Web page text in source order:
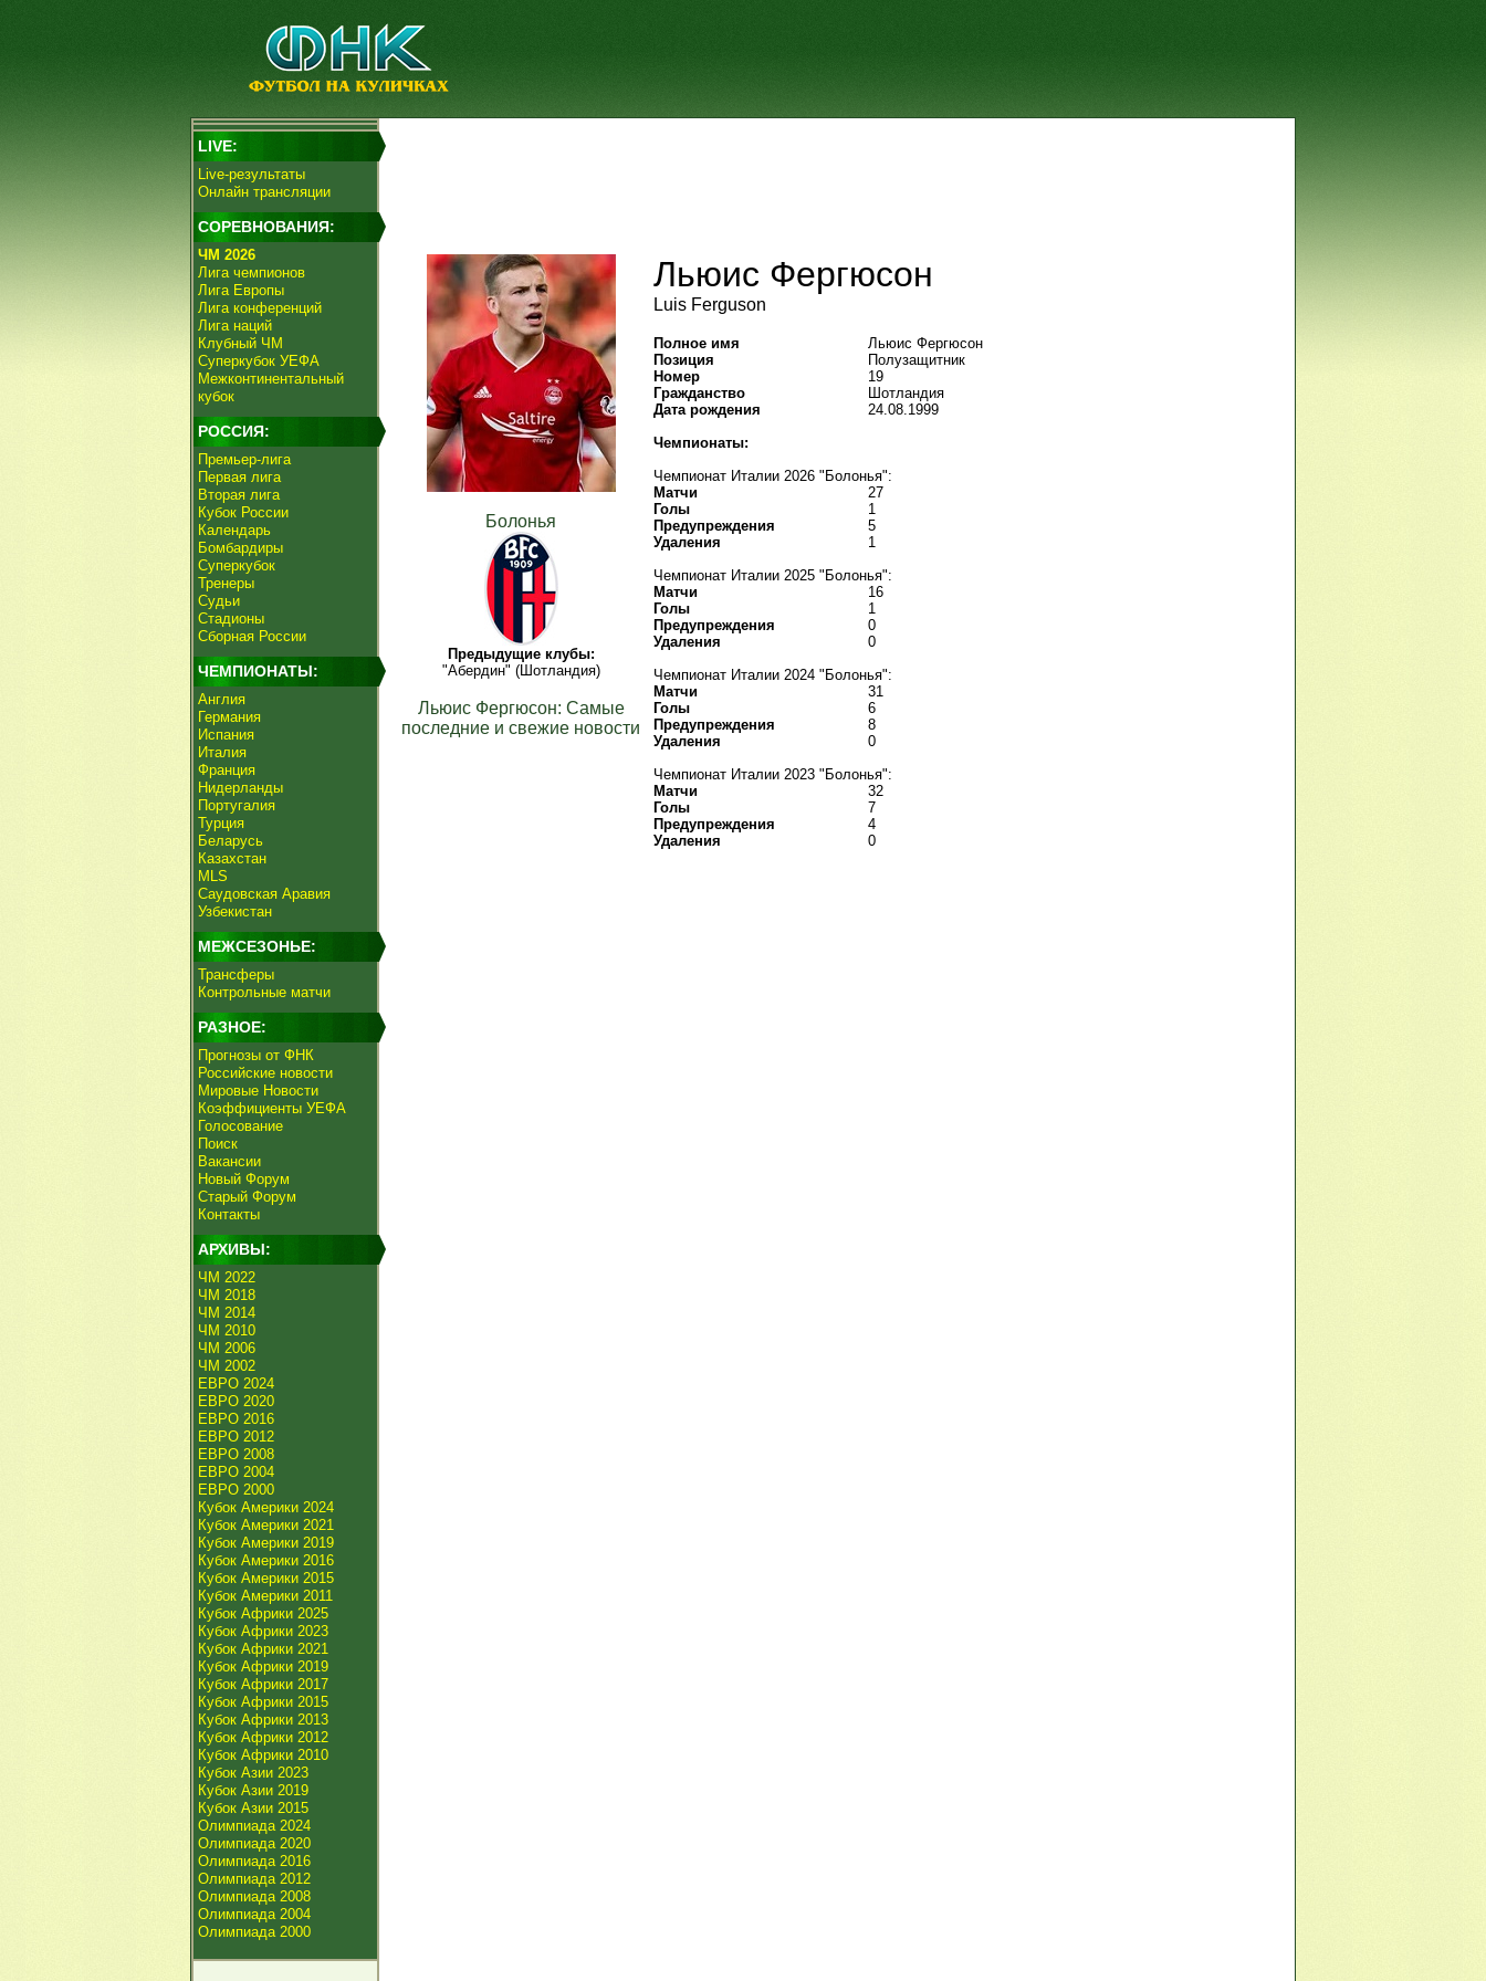
LIVE:
Live-результаты
Онлайн трансляции
СОРЕВНОВАНИЯ:
ЧМ 2026
Лига чемпионов
Лига Европы
Лига конференций
Лига наций
Клубный ЧМ
Суперкубок УЕФА
Межконтинентальный
кубок
РОССИЯ:
Премьер-лига
Первая лига
Вторая лига
Кубок России
Календарь
Бомбардиры
Суперкубок
Тренеры
Судьи
Стадионы
Сборная России
ЧЕМПИОНАТЫ:
Англия
Германия
Испания
Италия
Франция
Нидерланды
Португалия
Турция
Беларусь
Казахстан
MLS
Саудовская Аравия
Узбекистан
МЕЖСЕЗОНЬЕ:
Трансферы
Контрольные матчи
РАЗНОЕ:
Прогнозы от ФНК
Российские новости
Мировые Новости
Коэффициенты УЕФА
Голосование
Поиск
Вакансии
Новый Форум
Старый Форум
Контакты
АРХИВЫ:
ЧМ 2022
ЧМ 2018
ЧМ 2014
ЧМ 2010
ЧМ 2006
ЧМ 2002
ЕВРО 2024
ЕВРО 2020
ЕВРО 2016
ЕВРО 2012
ЕВРО 2008
ЕВРО 2004
ЕВРО 2000
Кубок Америки 2024
Кубок Америки 2021
Кубок Америки 2019
Кубок Америки 2016
Кубок Америки 2015
Кубок Америки 2011
Кубок Африки 2025
Кубок Африки 2023
Кубок Африки 2021
Кубок Африки 2019
Кубок Африки 2017
Кубок Африки 2015
Кубок Африки 2013
Кубок Африки 2012
Кубок Африки 2010
Кубок Азии 2023
Кубок Азии 2019
Кубок Азии 2015
Олимпиада 2024
Олимпиада 2020
Олимпиада 2016
Олимпиада 2012
Олимпиада 2008
Олимпиада 2004
Олимпиада 2000
Болонья
Предыдущие клубы:
"Абердин" (Шотландия)
Льюис Фергюсон: Самые
последние и свежие новости
Льюис Фергюсон
Luis Ferguson
Полное имя
Льюис Фергюсон
Позиция
Полузащитник
Номер
19
Гражданство
Шотландия
Дата рождения
24.08.1999
Чемпионаты:
Чемпионат Италии 2026 "Болонья":
Матчи
27
Голы
1
Предупреждения
5
Удаления
1
Чемпионат Италии 2025 "Болонья":
Матчи
16
Голы
1
Предупреждения
0
Удаления
0
Чемпионат Италии 2024 "Болонья":
Матчи
31
Голы
6
Предупреждения
8
Удаления
0
Чемпионат Италии 2023 "Болонья":
Матчи
32
Голы
7
Предупреждения
4
Удаления
0